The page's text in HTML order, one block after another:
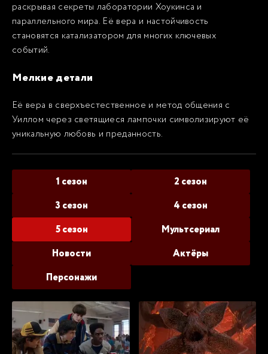
раскрывая секреты лаборатории Хоукинса и
параллельного мира. Её вера и настойчивость
становятся катализатором для многих ключевых
событий.
Мелкие детали
Её вера в сверхъестественное и метод общения с
Уиллом через светящиеся лампочки символизируют её
уникальную любовь и преданность.
1 сезон
2 сезон
3 сезон
4 сезон
5 сезон
Мультсериал
Новости
Актёры
Персонажи